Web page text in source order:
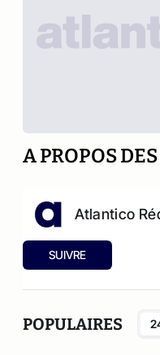
A PROPOS
Atlantico
SUIVRE
POPULAIRES